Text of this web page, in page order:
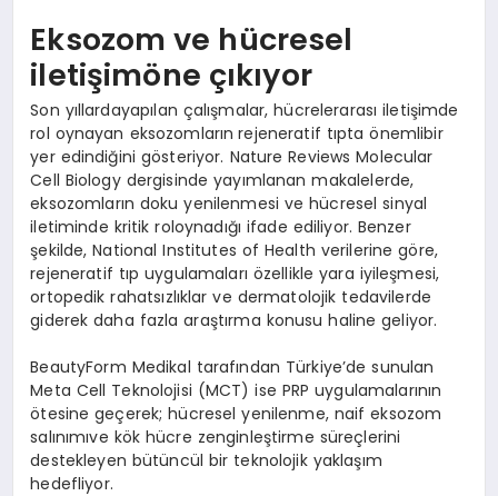
Eksozom ve hücresel
iletişimöne çıkıyor
Son yıllardayapılan çalışmalar, hücrelerarası iletişimde
rol oynayan eksozomların rejeneratif tıpta önemlibir
yer edindiğini gösteriyor. Nature Reviews Molecular
Cell Biology dergisinde yayımlanan makalelerde,
eksozomların doku yenilenmesi ve hücresel sinyal
iletiminde kritik roloynadığı ifade ediliyor. Benzer
şekilde, National Institutes of Health verilerine göre,
rejeneratif tıp uygulamaları özellikle yara iyileşmesi,
ortopedik rahatsızlıklar ve dermatolojik tedavilerde
giderek daha fazla araştırma konusu haline geliyor.
BeautyForm Medikal tarafından Türkiye’de sunulan
Meta Cell Teknolojisi (MCT) ise PRP uygulamalarının
ötesine geçerek; hücresel yenilenme, naif eksozom
salınımıve kök hücre zenginleştirme süreçlerini
destekleyen bütüncül bir teknolojik yaklaşım
hedefliyor.